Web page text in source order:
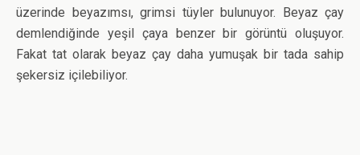
üzerinde beyazımsı, grimsi tüyler bulunuyor. Beyaz çay
demlendiğinde yeşil çaya benzer bir görüntü oluşuyor.
Fakat tat olarak beyaz çay daha yumuşak bir tada sahip
şekersiz içilebiliyor.